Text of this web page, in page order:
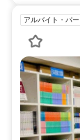
アルバイト・パー